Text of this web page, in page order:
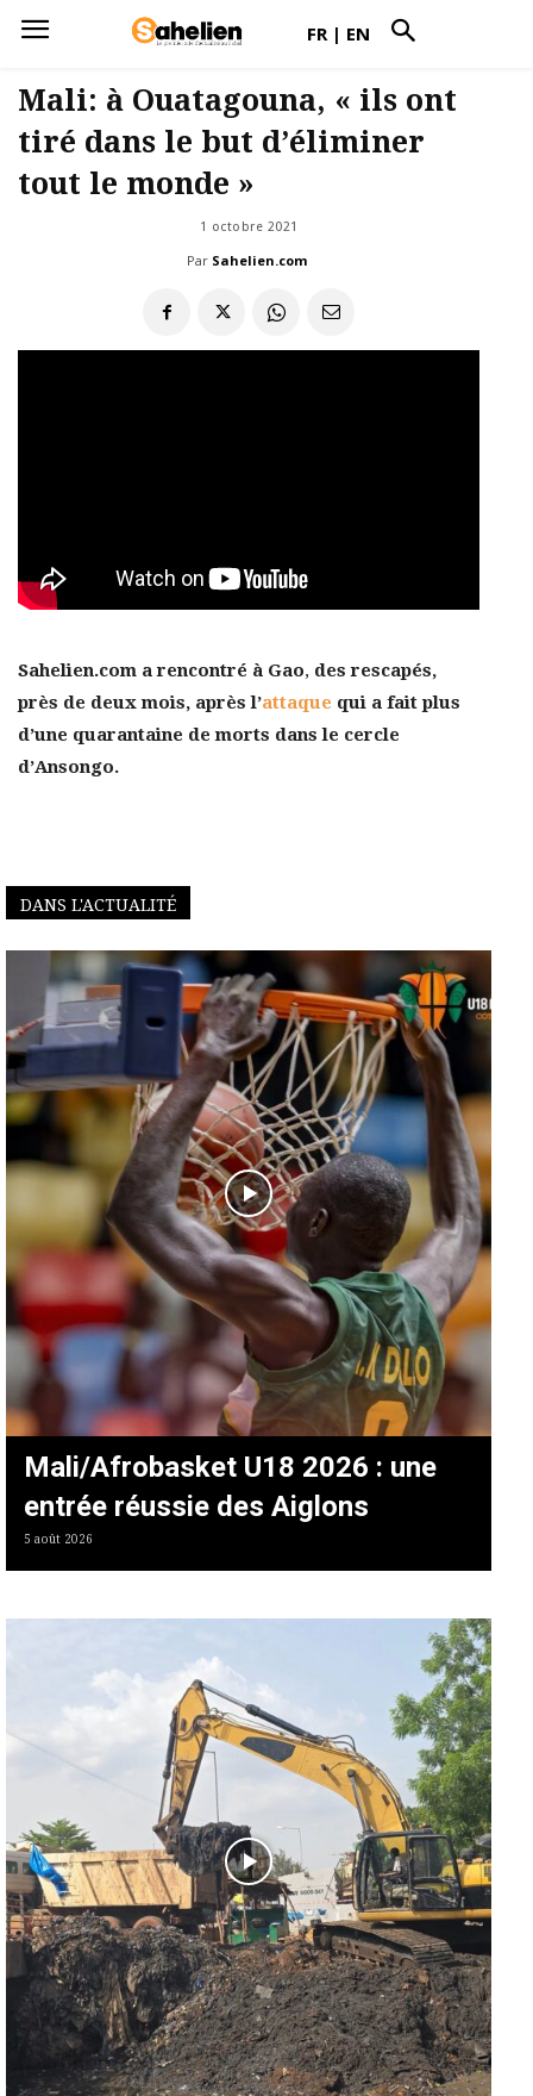
FR | EN
Mali: à Ouatagouna, « ils ont
tiré dans le but d’éliminer
tout le monde »
1 octobre 2021
Par Sahelien.com
Sahelien.com a rencontré à Gao, des rescapés,
près de deux mois, après l’attaque qui a fait plus
d’une quarantaine de morts dans le cercle
d’Ansongo.
DANS L'ACTUALITÉ
Mali/Afrobasket U18 2026 : une
entrée réussie des Aiglons
5 août 2026